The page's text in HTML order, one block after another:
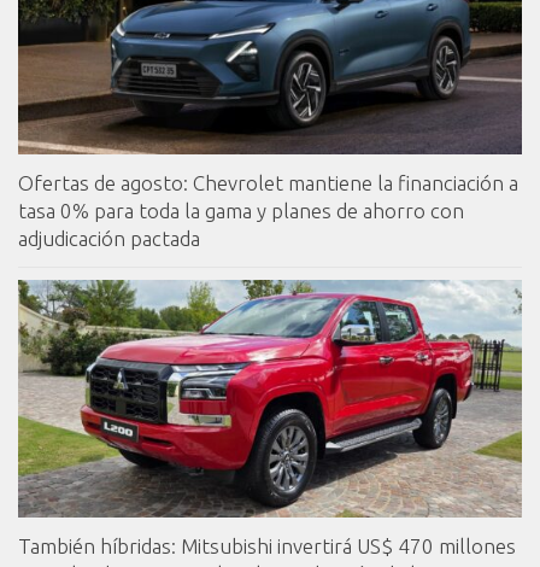
Ofertas de agosto: Chevrolet mantiene la financiación a
tasa 0% para toda la gama y planes de ahorro con
adjudicación pactada
También híbridas: Mitsubishi invertirá US$ 470 millones